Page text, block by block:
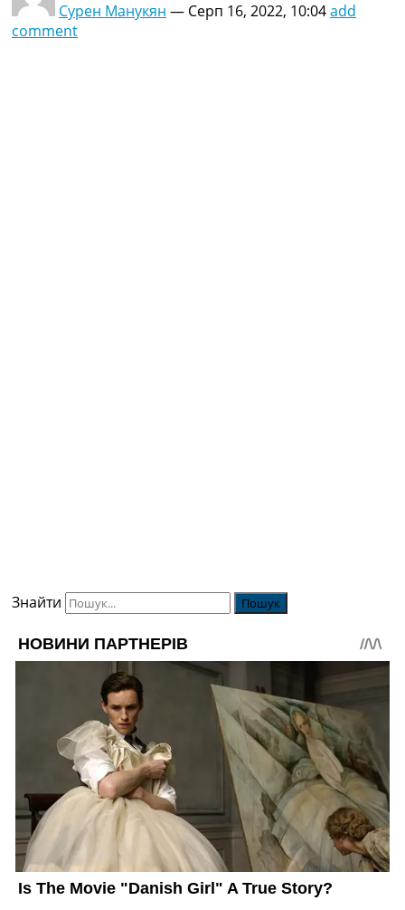
Сурен Манукян — Серп 16, 2022, 10:04add
comment
Знайти